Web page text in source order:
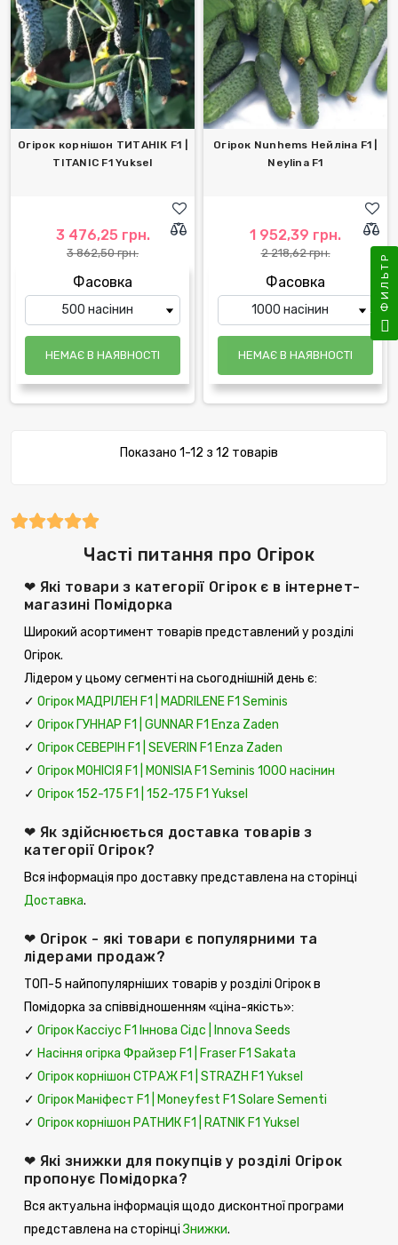
Огірок корнішон ТИТАНІК F1 |
TITANIC F1 Yuksel
3 476,25 грн.
3 862,50 грн.
Фасовка
НЕМАЄ В НАЯВНОСТІ
Огірок Nunhems Нейліна F1 |
Neylina F1
1 952,39 грн.
2 218,62 грн.
Фасовка
НЕМАЄ В НАЯВНОСТІ
Показано 1-12 з 12 товарів
Часті питання про Огірок
❤ Які товари з категорії Огірок є в інтернет-
магазині Помідорка
Широкий асортимент товарів представлений у розділі
Огірок.
Лідером у цьому сегменті на сьогоднішній день є:
✓ Огірок МАДРІЛЕН F1 | MADRILENE F1 Seminis
✓ Огірок ГУННАР F1 | GUNNAR F1 Enza Zaden
✓ Огірок СЕВЕРІН F1 | SEVERIN F1 Enza Zaden
✓ Огірок МОНІСІЯ F1 | MONISIA F1 Seminis 1000 насінин
✓ Огірок 152-175 F1 | 152-175 F1 Yuksel
❤ Як здійснюється доставка товарів з
категорії Огірок?
Вся інформація про доставку представлена ​​на сторінці
Доставка.
❤ Огірок - які товари є популярними та
лідерами продаж?
ТОП-5 найпопулярніших товарів у розділі Огірок в
Помідорка за співвідношенням «ціна-якість»:
✓ Огірок Кассіус F1 Іннова Сідс | Innova Seeds
✓ Насіння огірка Фрайзер F1 | Fraser F1 Sakata
✓ Огірок корнішон СТРАЖ F1 | STRAZH F1 Yuksel
✓ Огірок Маніфест F1 | Moneyfest F1 Solare Sementi
✓ Огірок корнішон РАТНИК F1 | RATNIK F1 Yuksel
❤ Які знижки для покупців у розділі Огірок
пропонує Помідорка?
Вся актуальна інформація щодо дисконтної програми
представлена ​​на сторінціЗнижки.
ФИЛЬТР